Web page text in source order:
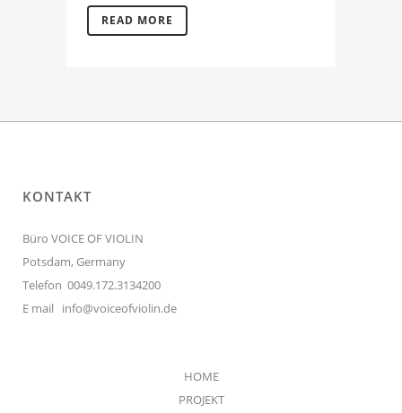
READ MORE
KONTAKT
Büro VOICE OF VIOLIN
Potsdam, Germany
Telefon 0049.172.3134200
E mail info@voiceofviolin.de
HOME
PROJEKT